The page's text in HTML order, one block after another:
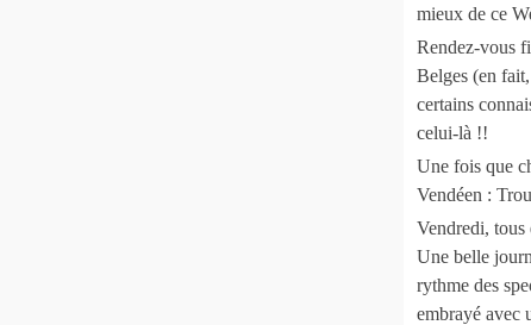
mieux de ce
Rendez-vous
Belges (en
certains
celui-là !!
Une fois que
Vendéen :
Vendredi, tous
Une belle
rythme des
embrayé avec